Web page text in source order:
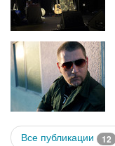
Все публикации 12